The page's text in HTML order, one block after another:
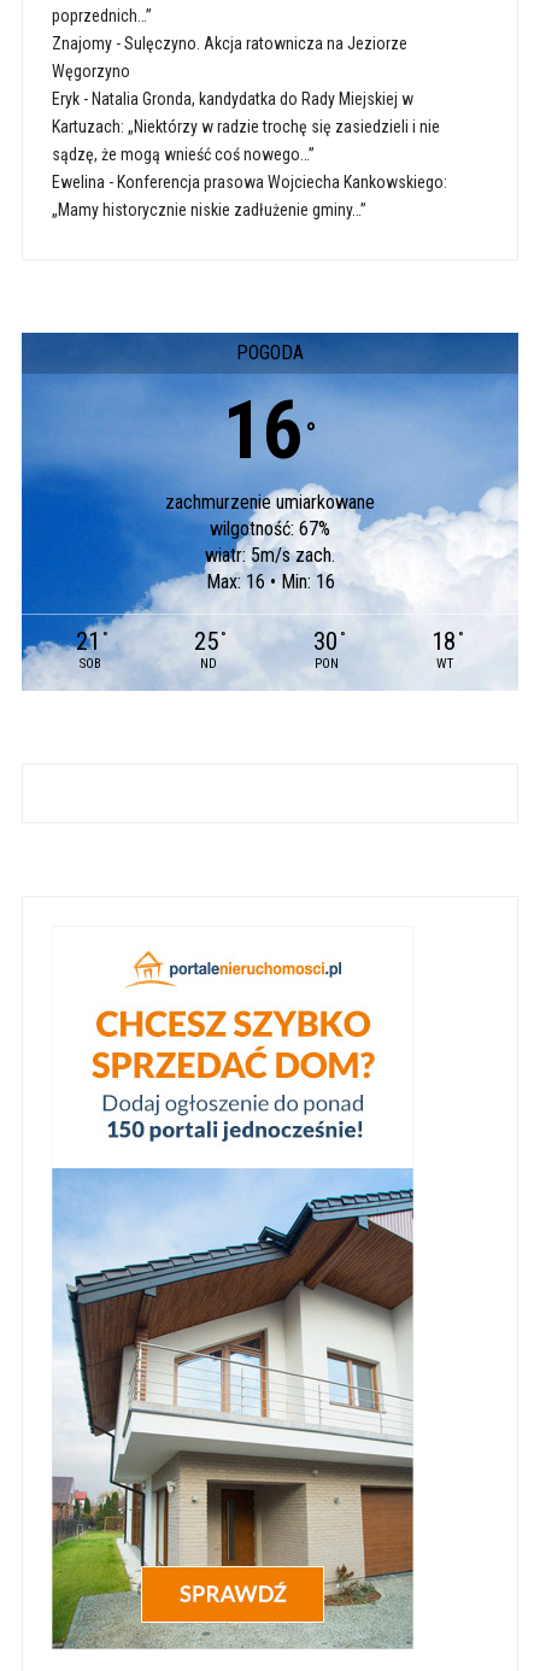
poprzednich…”
Znajomy-Sulęczyno. Akcja ratownicza na Jeziorze
Węgorzyno
Eryk- Natalia Gronda, kandydatka do Rady Miejskiej w
Kartuzach: „Niektórzy w radzie trochę się zasiedzieli i nie
sądzę, że mogą wnieść coś nowego…”
Ewelina- Konferencja prasowa Wojciecha Kankowskiego:
„Mamy historycznie niskie zadłużenie gminy…”
POGODA
16 °
zachmurzenie umiarkowane
wilgotność: 67%
wiatr: 5m/s zach.
Max: 16 • Min: 16
21 °
SOB
25 °
ND
30 °
PON
18 °
WT